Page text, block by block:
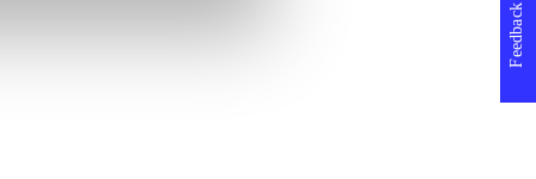
Feedback